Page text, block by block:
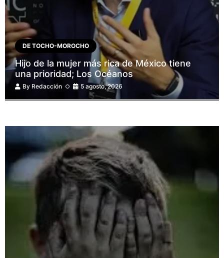
DE TOCHO-MOROCHO
Hijo de la mujer más rica de México tiene
una prioridad; Los Océanos
By Redacción 5 agosto, 2026